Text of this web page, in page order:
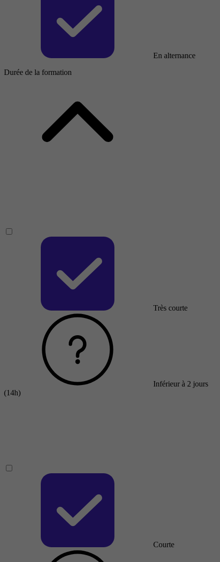
En alternance
Durée de la formation
Très courte
Inférieur à 2 jours
(14h)
Courte